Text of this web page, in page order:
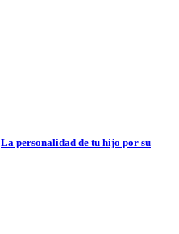
La personalidad de tu hijo por su